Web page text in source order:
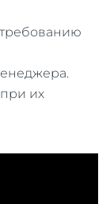
их